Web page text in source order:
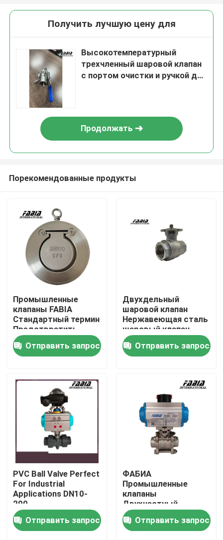
Домой
Продукты
Экскурсия по заводу
Контроль качества
Свяжитесь с нами
Запросите цитату
Получить лучшую цену для
Высокотемпературный
трехчленный шаровой клапан
с портом очистки и ручкой для
Продолжать
Порекомендованные продукты
Промышленные
клапаны FABIA
Стандартный термин
Предотвратить
средний обратный
потокОтправить запрос
Двухдельный
шаровой клапан
Нержавеющая сталь
шаровый клапан
FABIA
промышленные
клапаны
Отправить запрос
PVC Ball Valve Perfect
For Industrial
Applications DN10-
200
Отправить запрос
ФАБИА
Промышленные
клапаны
Двухчастный
шаровой клапан
Нержавеющая сталь
шаровый клапан
Отправить запрос